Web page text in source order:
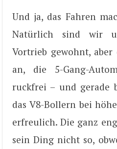
Und ja, das Fahren
Natürlich sind wir
Vortrieb gewohnt,
an, die 5-Gang-
ruckfrei – und gerade
das V8-Bollern bei
erfreulich. Die ganz
sein Ding nicht so,